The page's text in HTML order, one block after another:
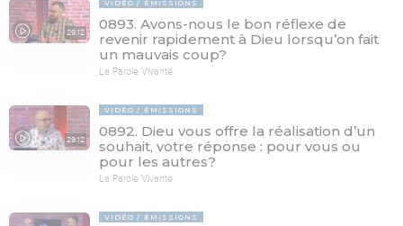
29:12
VIDÉO ÉMISSIONS
0893. Avons-nous le bon réflexe de
revenir rapidement à Dieu lorsqu’on fait
un mauvais coup?
La Parole Vivante
29:12
VIDÉO ÉMISSIONS
0892. Dieu vous offre la réalisation d’un
souhait, votre réponse : pour vous ou
pour les autres?
La Parole Vivante
VIDÉO ÉMISSIONS